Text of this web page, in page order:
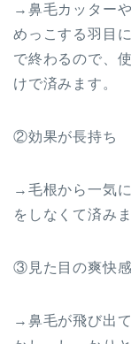
→鼻毛カッター
めっこする羽目
で終わるので、
けで済みます。
②効果が長持ち
→毛根から一気
をしなくて済み
③見た目の爽快感
→鼻毛が飛び出